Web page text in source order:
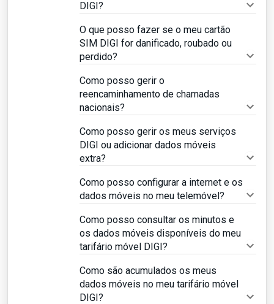
DIGI?
O que posso fazer se o meu cartão
SIM DIGI for danificado, roubado ou
perdido?
Como posso gerir o
reencaminhamento de chamadas
nacionais?
Como posso gerir os meus serviços
DIGI ou adicionar dados móveis
extra?
Como posso configurar a internet e os
dados móveis no meu telemóvel?
Como posso consultar os minutos e
os dados móveis disponíveis do meu
tarifário móvel DIGI?
Como são acumulados os meus
dados móveis no meu tarifário móvel
DIGI?